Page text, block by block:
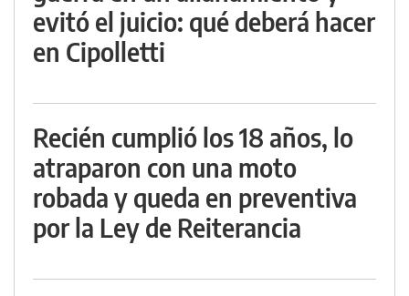
evitó el juicio: qué deberá hacer
en Cipolletti
Recién cumplió los 18 años, lo
atraparon con una moto
robada y queda en preventiva
por la Ley de Reiterancia